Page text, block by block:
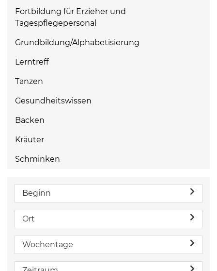
Fortbildung für Erzieher und
Tagespflegepersonal
Grundbildung/Alphabetisierung
Lerntreff
Tanzen
Gesundheitswissen
Backen
Kräuter
Schminken
Beginn
Ort
Wochentage